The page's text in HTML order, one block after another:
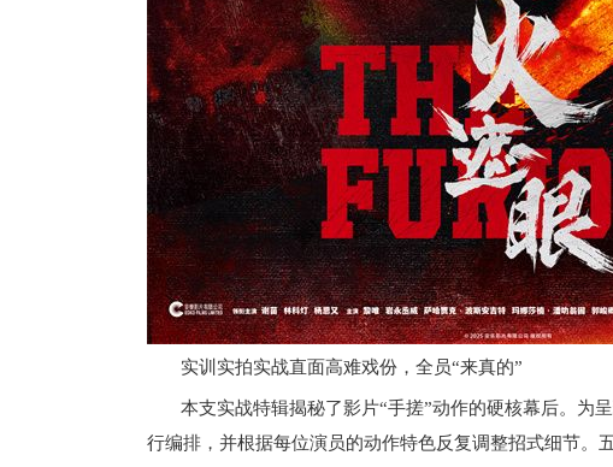
实训实拍实战直面高难戏份，全员“来真的”
本支实战特辑揭秘了影片“手搓”动作的硬核幕后。为
行编排，并根据每位演员的动作特色反复调整招式细节。